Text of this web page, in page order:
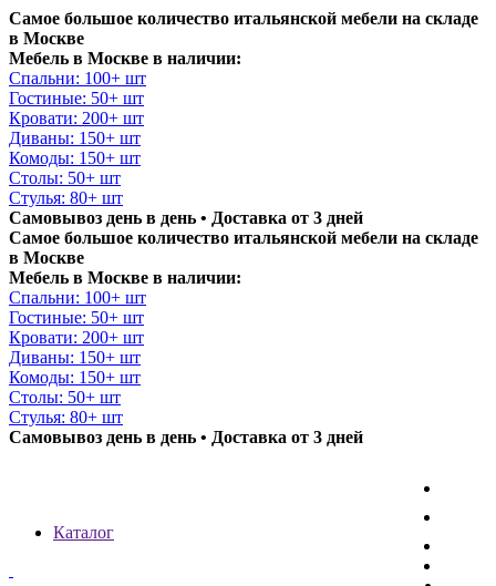
Самое большое количество итальянской мебели на складе
в Москве
Мебель в Москве в наличии:
Спальни: 100+ шт
Гостиные: 50+ шт
Кровати: 200+ шт
Диваны: 150+ шт
Комоды: 150+ шт
Столы: 50+ шт
Стулья: 80+ шт
Самовывоз день в день • Доставка от 3 дней
Самое большое количество итальянской мебели на складе
в Москве
Мебель в Москве в наличии:
Спальни: 100+ шт
Гостиные: 50+ шт
Кровати: 200+ шт
Диваны: 150+ шт
Комоды: 150+ шт
Столы: 50+ шт
Стулья: 80+ шт
Самовывоз день в день • Доставка от 3 дней
Каталог